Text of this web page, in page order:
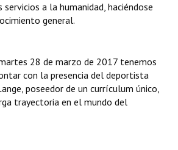
Públicas a la humanidad, haciéndose
general.
28 de marzo de 2017 tenemos
con la presencia del deportista
poseedor de un currículum único,
trayectoria en el mundo del